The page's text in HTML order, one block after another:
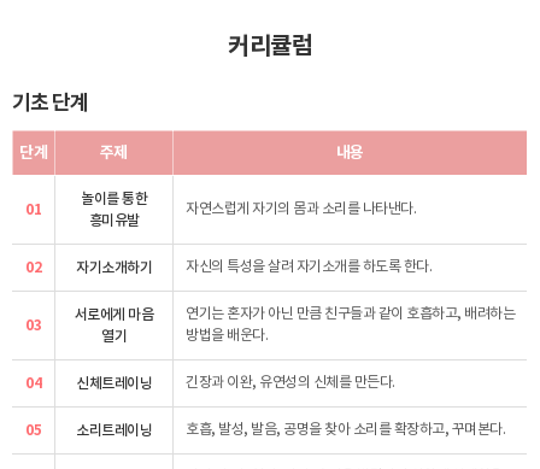
커리큘럼
기초 단계
단계 주제 내용
01
놀이를 통한
흥미유발
자연스럽게 자기의 몸과 소리를 나타낸다.
02 자기소개하기 자신의 특성을 살려 자기소개를 하도록 한다.
03
서로에게 마음
열기
연기는 혼자가 아닌 만큼 친구들과 같이 호흡하고, 배려하는
방법을 배운다.
04 신체트레이닝 긴장과 이완, 유연성의 신체를 만든다.
05 소리트레이닝 호흡, 발성, 발음, 공명을 찾아 소리를 확장하고, 꾸며본다.